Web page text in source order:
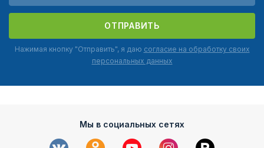
ОТПРАВИТЬ
Нажимая кнопку "Отправить", я даю согласие на обработку своих
персональных данных
Мы в социальных сетях